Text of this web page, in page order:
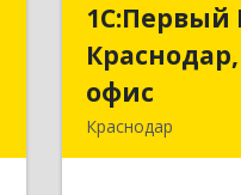
1С:Первый
офис
Краснодар